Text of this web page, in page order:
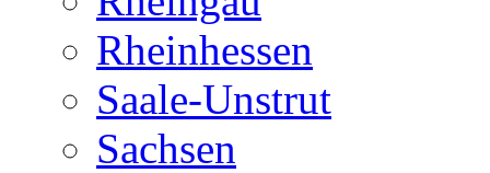
Rheinhessen
Saale-Unstrut
Sachsen